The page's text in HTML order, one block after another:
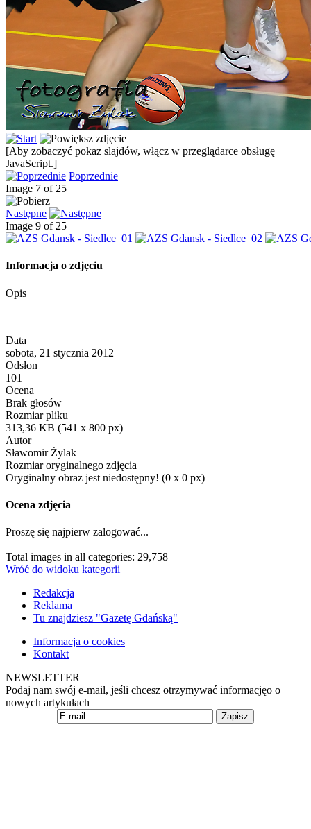
[Aby zobaczyć pokaz slajdów, włącz w przeglądarce obsługę
JavaScript.]
Poprzednie
Image 7 of 25
Następne
Image 9 of 25
Informacja o zdjęciu
Opis
Data
sobota, 21 stycznia 2012
Odsłon
101
Ocena
Brak głosów
Rozmiar pliku
313,36 KB (541 x 800 px)
Autor
Sławomir Żylak
Rozmiar oryginalnego zdjęcia
Oryginalny obraz jest niedostępny! (0 x 0 px)
Ocena zdjęcia
Proszę się najpierw zalogować...
Total images in all categories: 29,758
Wróć do widoku kategorii
Redakcja
Reklama
Tu znajdziesz "Gazetę Gdańską"
Informacja o cookies
Kontakt
NEWSLETTER
Podaj nam swój e-mail, jeśli chcesz otrzymywać informacjęo o
nowych artykułach
Zapisz